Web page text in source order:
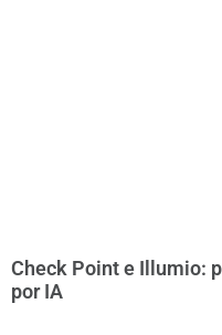
Check Point e Illumio:
por IA